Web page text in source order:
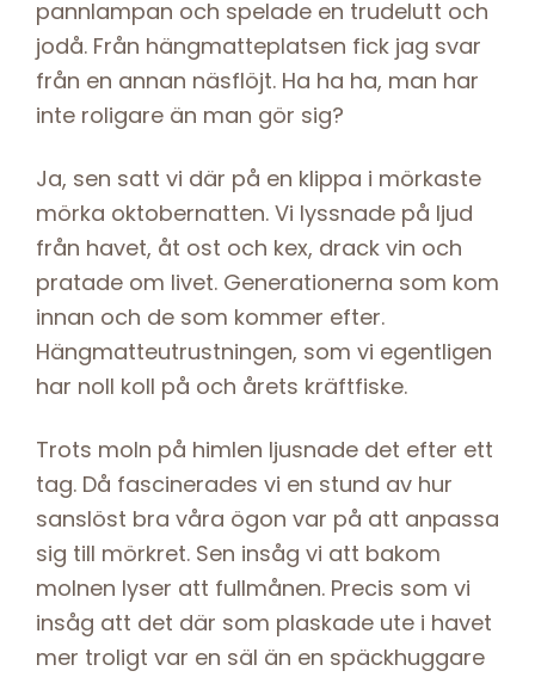
pannlampan och spelade en trudelutt och
jodå. Från hängmatteplatsen fick jag svar
från en annan näsflöjt. Ha ha ha, man har
inte roligare än man gör sig?
Ja, sen satt vi där på en klippa i mörkaste
mörka oktobernatten. Vi lyssnade på ljud
från havet, åt ost och kex, drack vin och
pratade om livet. Generationerna som kom
innan och de som kommer efter.
Hängmatteutrustningen, som vi egentligen
har noll koll på och årets kräftfiske.
Trots moln på himlen ljusnade det efter ett
tag. Då fascinerades vi en stund av hur
sanslöst bra våra ögon var på att anpassa
sig till mörkret. Sen insåg vi att bakom
molnen lyser att fullmånen. Precis som vi
insåg att det där som plaskade ute i havet
mer troligt var en säl än en späckhuggare